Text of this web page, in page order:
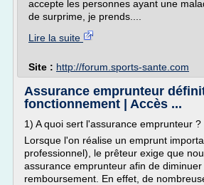
accepte les personnes ayant une
de surprime, je prends....
Lire la suite
Site : http://forum.sports-sante.com
Assurance emprunteur
fonctionnement | Accès ...
1) A quoi sert l'assurance emprunteur ?
Lorsque l'on réalise un emprunt
professionnel), le prêteur exige que
assurance emprunteur afin de
remboursement. En effet, de